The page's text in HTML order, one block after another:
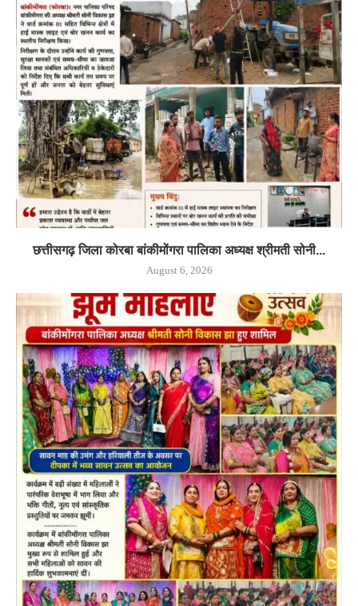
छत्तीसगढ़ जिला कोरबा बांकीमोंगरा पालिका अध्यक्ष श्रीमती सोनी...
August 6, 2026